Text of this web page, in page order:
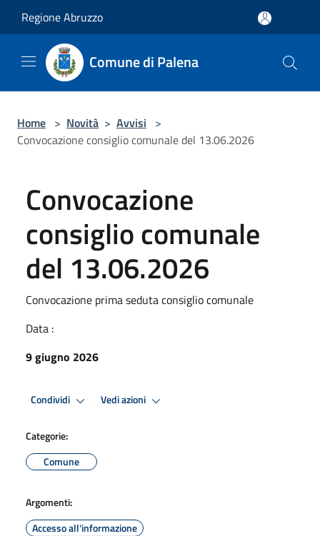
Regione Abruzzo
Comune di Palena
Home > Novità > Avvisi >
Convocazione consiglio comunale del 13.06.2026
Convocazione
consiglio comunale
del 13.06.2026
Convocazione prima seduta consiglio comunale
Data :
9 giugno 2026
Condividi Vedi azioni
Categorie:
Comune
Argomenti:
Accesso all'informazione